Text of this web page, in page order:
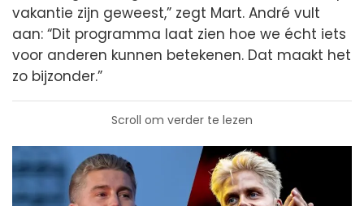
vakantie zijn geweest,” zegt Mart. André vult
aan: “Dit programma laat zien hoe we écht iets
voor anderen kunnen betekenen. Dat maakt het
zo bijzonder.”
Scroll om verder te lezen